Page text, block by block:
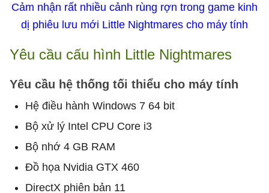
Cảm nhận rất nhiều cảnh rùng rợn trong game kinh
dị phiêu lưu mới Little Nightmares cho máy tính
Yêu cầu cấu hình Little Nightmares
Yêu cầu hệ thống tối thiểu cho máy tính
Hệ điều hành Windows 7 64 bit
Bộ xử lý Intel CPU Core i3
Bộ nhớ 4 GB RAM
Đồ họa Nvidia GTX 460
DirectX phiên bản 11